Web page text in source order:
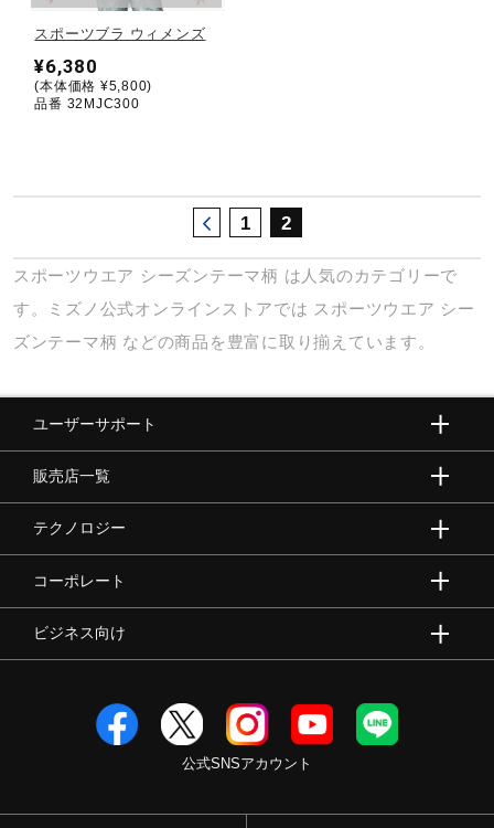
取扱店一覧
スポーツブラ ウィメンズ
¥6,380
(本体価格 ¥5,800)
品番 32MJC300
1 2
スポーツウエア シーズンテーマ柄 は人気のカテゴリーで
す。ミズノ公式オンラインストアでは スポーツウエア シー
ズンテーマ柄 などの商品を豊富に取り揃えています。
ユーザーサポート
販売店一覧
テクノロジー
コーポレート
ビジネス向け
公式SNSアカウント